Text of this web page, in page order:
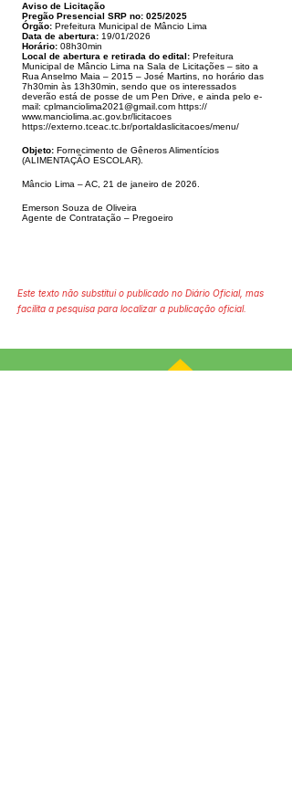
Aviso de Licitação
Pregão Presencial SRP no: 025/2025
Órgão: Prefeitura Municipal de Mâncio Lima
Data de abertura: 19/01/2026
Horário: 08h30min
Local de abertura e retirada do edital: Prefeitura
Municipal de Mâncio Lima na Sala de Licitações – sito a
Rua Anselmo Maia – 2015 – José Martins, no horário das
7h30min às 13h30min, sendo que os interessados
deverão está de posse de um Pen Drive, e ainda pelo e-
mail: cplmanciolima2021@gmail.com https://
www.manciolima.ac.gov.br/licitacoes
https://externo.tceac.tc.br/portaldaslicitacoes/menu/
Objeto: Fornecimento de Gêneros Alimentícios
(ALIMENTAÇÃO ESCOLAR).
Mâncio Lima – AC, 21 de janeiro de 2026.
Emerson Souza de Oliveira
Agente de Contratação – Pregoeiro
Este texto não substitui o publicado no Diário Oficial, mas
facilita a pesquisa para localizar a publicação oficial.